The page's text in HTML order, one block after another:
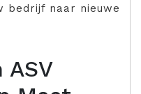
bedrijf naar nieuwe